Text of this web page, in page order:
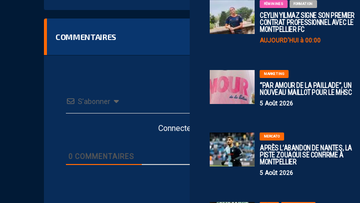
FÉMININES FORMATION
CEYLIN YILMAZ SIGNE SON PREMIER
CONTRAT PROFESSIONNEL AVEC LE
MONTPELLIER FC
AUJOURD'HUI à 00:00
MARKETING
“PAR AMOUR DE LA PAILLADE”, UN
NOUVEAU MAILLOT POUR LE MHSC
5 Août 2026
MERCATO
APRÈS L’ABANDON DE NANTES, LA
PISTE ZOUAOUI SE CONFIRME À
MONTPELLIER
5 Août 2026
COMMENTAIRES
S’abonner Se connecter avec :
Connectez-vous pour poster un commentaire
0 COMMENTAIRES